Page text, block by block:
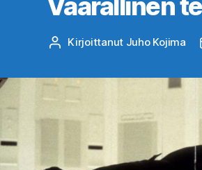
Kirjoittaja
Kirjoittanut Juho Kojima